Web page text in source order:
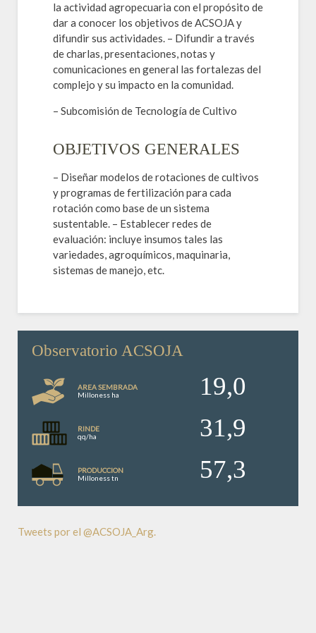
la actividad agropecuaria con el propósito de
dar a conocer los objetivos de ACSOJA y
difundir sus actividades. – Difundir a través
de charlas, presentaciones, notas y
comunicaciones en general las fortalezas del
complejo y su impacto en la comunidad.
– Subcomisión de Tecnología de Cultivo
OBJETIVOS GENERALES
– Diseñar modelos de rotaciones de cultivos
y programas de fertilización para cada
rotación como base de un sistema
sustentable. – Establecer redes de
evaluación: incluye insumos tales las
variedades, agroquímicos, maquinaria,
sistemas de manejo, etc.
Observatorio ACSOJA
AREA SEMBRADA
Milloness ha
19,0
RINDE
qq/ha
31,9
PRODUCCION
Milloness tn
57,3
Tweets por el @ACSOJA_Arg.